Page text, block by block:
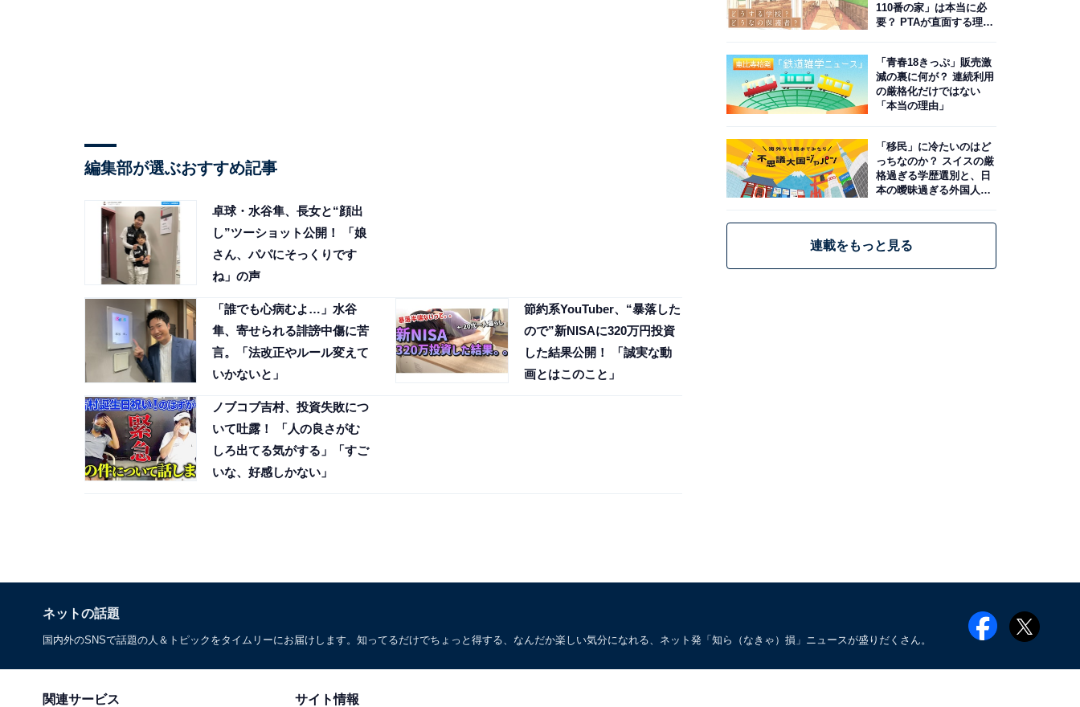
編集部が選ぶおすすめ記事
卓球・水谷隼、長女と“顔出
し”ツーショット公開！ 「娘
さん、パパにそっくりです
ね」の声
「誰でも心病むよ…」水谷
隼、寄せられる誹謗中傷に苦
言。「法改正やルール変えて
いかないと」
節約系YouTuber、“暴落した
ので”新NISAに320万円投資
した結果公開！ 「誠実な動
画とはこのこと」
ノブコブ吉村、投資失敗につ
いて吐露！ 「人の良さがむ
しろ出てる気がする」「すご
いな、好感しかない」
110番の家」は本当に必
要？ PTAが直面する理想
「青春18きっぷ」販売激
減の裏に何が？ 連続利用
の厳格化だけではない
「本当の理由」
「移民」に冷たいのはど
っちなのか？ スイスの厳
格過ぎる学歴選別と、日
本の曖昧過ぎる外国人政
連載をもっと見る
ネットの話題
国内外のSNSで話題の人＆トピックをタイムリーにお届けします。知ってるだけでちょっと得する、なんだか楽しい気分になれる、ネット発「知ら（なきゃ）損」ニュースが盛りだくさん。
関連サービス サイト情報